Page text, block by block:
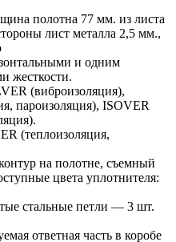
полотна 77 мм. из листа
лист металла 2,5 мм.,
и одним
жесткости.
(виброизоляция),
пароизоляция), ISOVER
(теплоизоляция,
на полотне, съемный
цвета уплотнителя:
стальные петли — 3 шт.
ответная часть в коробе